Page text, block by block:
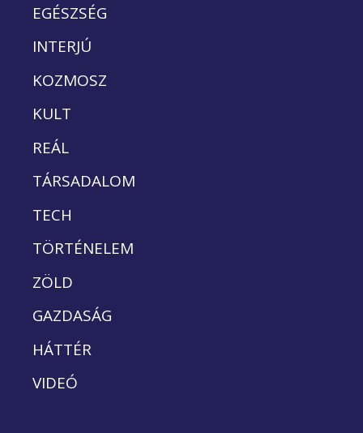
EGÉSZSÉG
INTERJÚ
KOZMOSZ
KULT
REÁL
TÁRSADALOM
TECH
TÖRTÉNELEM
ZÖLD
GAZDASÁG
HÁTTÉR
VIDEÓ